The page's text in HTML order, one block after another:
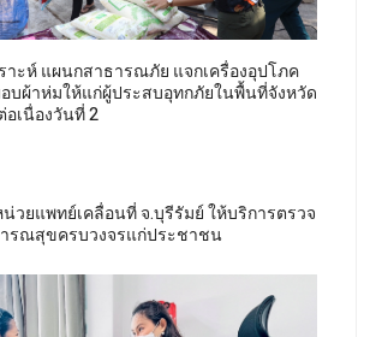
าะห์ แผนกสาธารณภัย แจกเครื่องอุปโภค
บผ้าห่มให้แก่ผู้ประสบอุทกภัยในพื้นที่จังหวัด
เนื่องวันที่ 2
วยแพทย์เคลื่อนที่ จ.บุรีรัมย์ ให้บริการตรวจ
รณสุขครบวงจรแก่ประชาชน